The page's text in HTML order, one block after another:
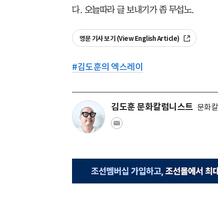
다. 오늘따라 글 보내기가 좀 무섭노.
영문 기사 보기 (View English Article)
#김도훈의 엑스레이
김도훈 문화칼럼니스트 문화